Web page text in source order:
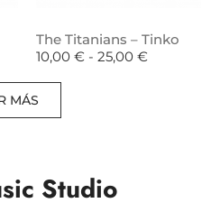
The Titanians – Tinko
10,00 € - 25,00 €
MÁS
Studio